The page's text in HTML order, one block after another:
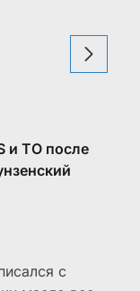
и ТО после
с